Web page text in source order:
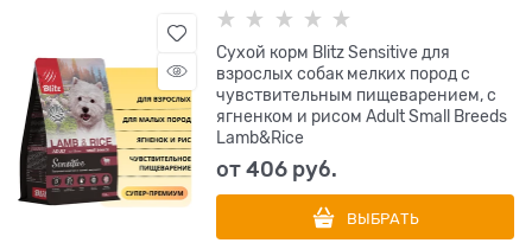
Сухой корм Blitz Sensitive для
взрослых собак мелких пород с
чувствительным пищеварением, с
ягненком и рисом Adult Small Breeds
Lamb&Rice
от406 руб.
ВЫБРАТЬ